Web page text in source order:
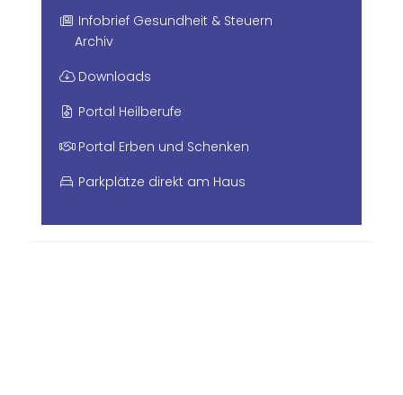
Infobrief Gesundheit & Steuern
Archiv
Downloads
Portal Heilberufe
Portal Erben und Schenken
Parkplätze direkt am Haus